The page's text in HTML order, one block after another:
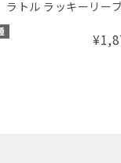
ラトル ラッキーリー
¥